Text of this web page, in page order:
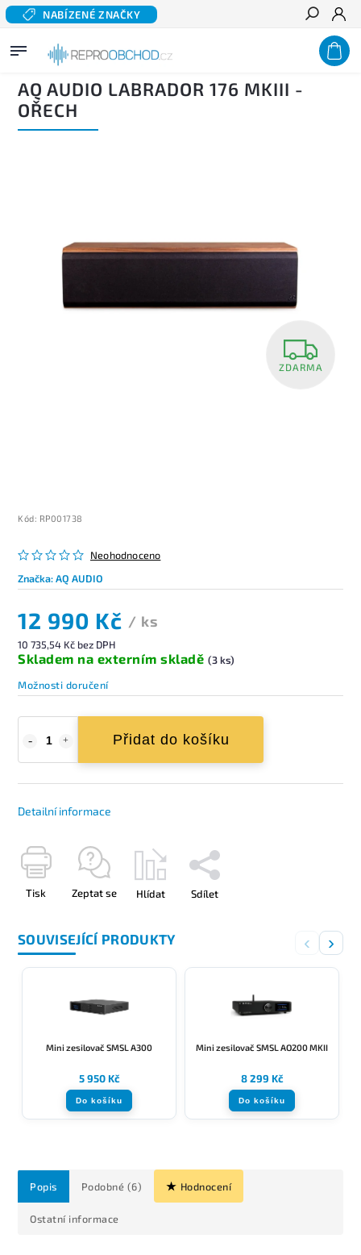
NABÍZENÉ ZNAČKY
Hledat
Domů/ Reprosoustavy/Regálové pasivní reproduktory
AQ AUDIO LABRADOR 176 MKIII -
AQ AUDIO LABRADOR 176 MKIII -
OŘECH
ZDARMA
Kód: RP001738
Neohodnoceno
Značka:AQ AUDIO
12 990 Kč / ks
10 735,54 Kč bez DPH
Skladem na externím skladě (3 ks)
Možnosti doručení
Přidat do košíku
Detailní informace
Tisk Zeptat se Hlídat Sdílet
SOUVISEJÍCÍ PRODUKTY ‹ ›
Mini zesilovač SMSL A300
5 950 Kč
Do košíku
Mini zesilovač SMSL AO200 MKII
8 299 Kč
Do košíku
Popis Podobné (6) Hodnocení
Ostatní informace